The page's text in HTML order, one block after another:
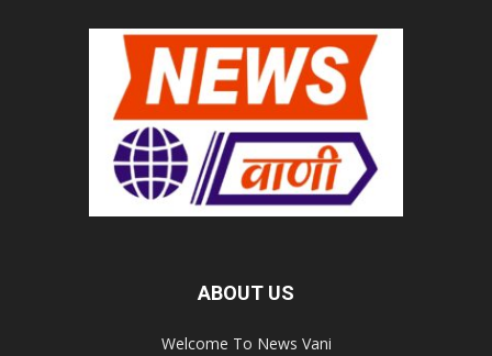
ABOUT US
Welcome To News Vani